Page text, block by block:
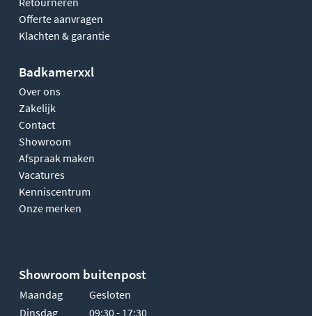
Offerte aanvragen
Klachten & garantie
Badkamerxxl
Over ons
Zakelijk
Contact
Showroom
Afspraak maken
Vacatures
Kenniscentrum
Onze merken
Showroom buitenpost
Maandag
Gesloten
Dinsdag
09:30 - 17:30